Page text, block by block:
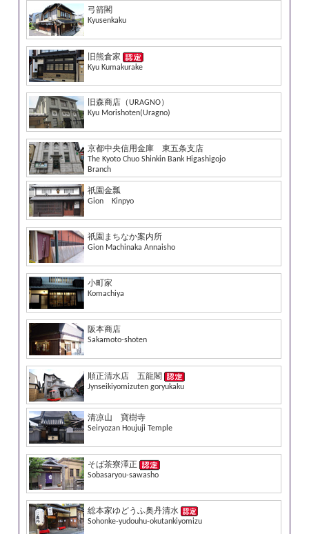
弓箭閣
Kyusenkaku
旧熊倉家
Kyu Kumakurake
旧森商店（URAGNO）
Kyu Morishoten(Uragno)
京都中央信用金庫 東五条支店
The Kyoto Chuo Shinkin Bank Higashigojo
Branch
祇園金瓢
Gion Kinpyo
祇園まちなか案内所
Gion Machinaka Annaisho
小町家
Komachiya
阪本商店
Sakamoto-shoten
順正清水店 五龍閣
Jynseikiyomizuten goryukaku
清凉山 寶樹寺
Seiryozan Houjuji Temple
そば茶寮澤正
Sobasaryou-sawasho
総本家ゆどうふ奥丹清水
Sohonke-yudouhu-okutankiyomizu